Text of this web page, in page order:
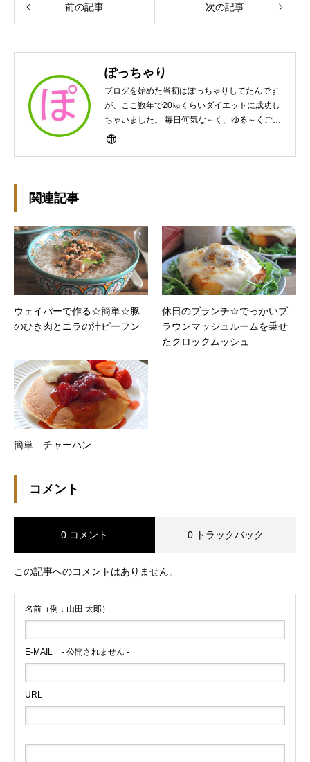
前の記事 次の記事
ぽっちゃり
ブログを始めた当初はぽっちゃりしてたんです
が、ここ数年で20㎏くらいダイエットに成功し
ちゃいました。 毎日何気な～く、ゆる～くご飯
作ってますんで、ゆる～い感じで見て頂けたら
関連記事
ウェイパーで作る☆簡単☆豚
のひき肉とニラの汁ビーフン
休日のブランチ☆でっかいブ
ラウンマッシュルームを乗せ
たクロックムッシュ
簡単 チャーハン
コメント
0 コメント 0 トラックバック
この記事へのコメントはありません。
名前（例：山田 太郎）
E-MAIL - 公開されません -
URL